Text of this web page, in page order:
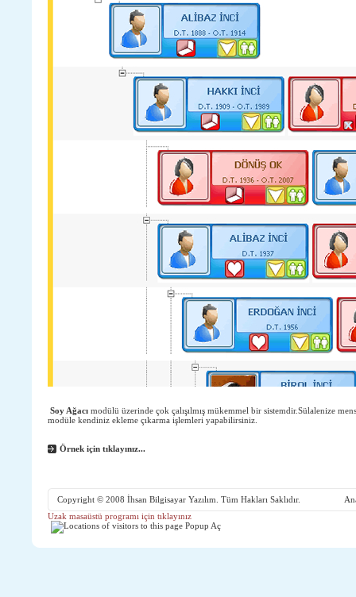
Soy Ağacı modülü üzerinde çok çalışılmış mükemmel bir sistemdir.Sülalenize
modüle kendiniz ekleme çıkarma işlemleri yapabilirsiniz.
Örnek için tıklayınız...
Copyright © 2008 İhsan Bilgisayar Yazılım. Tüm Hakları Saklıdır.
Uzak masaüstü programı için tıklayınız
Popup Aç